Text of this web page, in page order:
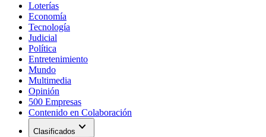
Loterías
Economía
Tecnología
Judicial
Política
Entretenimiento
Mundo
Multimedia
Opinión
500 Empresas
Contenido en Colaboración
Clasificados expand_more